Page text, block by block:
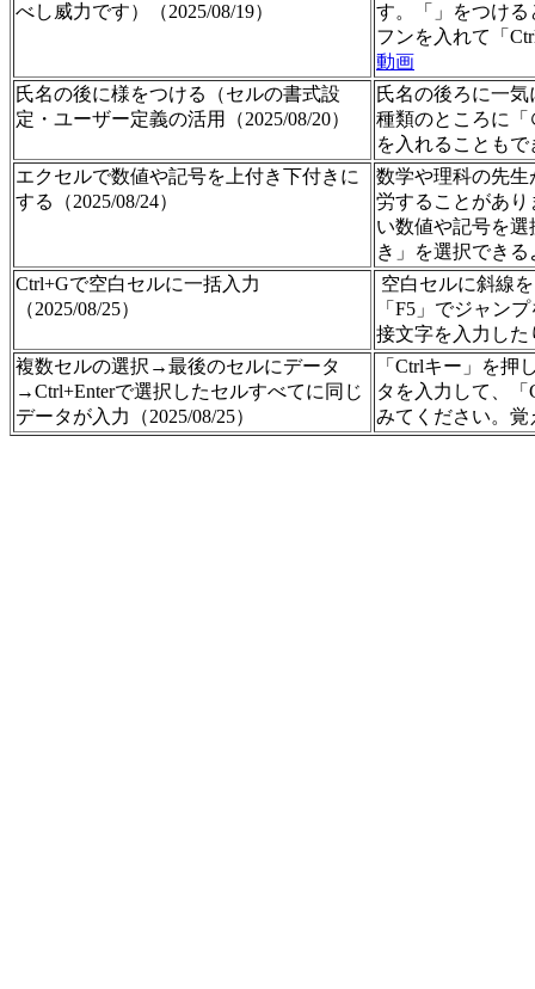
べし威力です）（2025/08/19）
す。「」をつける
フンを入れて「
動画
氏名の後に様をつける（セルの書式設
定・ユーザー定義の活用（2025/08/20）
氏名の後ろに一
種類のところに
を入れることも
エクセルで数値や記号を上付き下付きに
する（2025/08/24）
数学や理科の先
労することがあ
い数値や記号を
き」を選択でき
Ctrl+Gで空白セルに一括入力
（2025/08/25）
空白セルに斜線
「F5」でジャン
接文字を入力し
複数セルの選択→最後のセルにデータ
→Ctrl+Enterで選択したセルすべてに同じ
データが入力（2025/08/25）
「Ctrlキー」を
タを入力して、
みてください。